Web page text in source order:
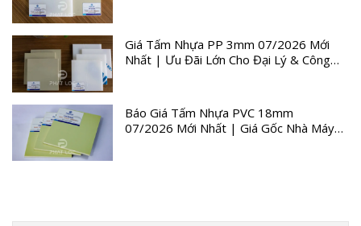
Giá Tấm Nhựa PP 3mm 07/2026 Mới
Nhất | Ưu Đãi Lớn Cho Đại Lý & Công
Báo Giá Tấm Nhựa PVC 18mm
07/2026 Mới Nhất | Giá Gốc Nhà Máy